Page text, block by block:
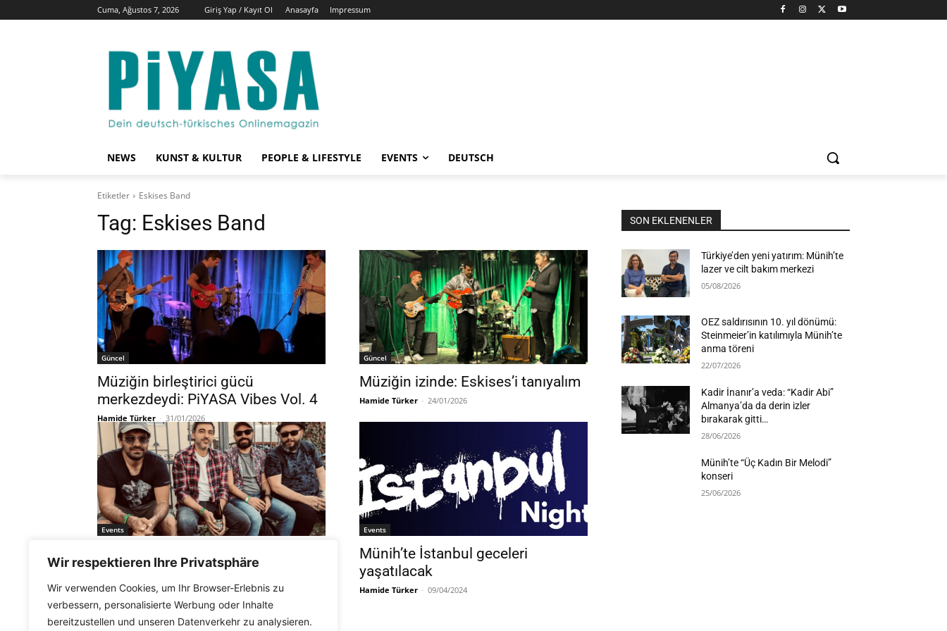
Wir respektieren Ihre Privatsphäre
Wir verwenden Cookies, um Ihr Browser-Erlebnis zu
verbessern, personalisierte Werbung oder Inhalte
bereitzustellen und unseren Datenverkehr zu analysieren.
Cuma, Ağustos 7, 2026 Giriş Yap / Kayıt Ol Anasayfa Impressum
NEWS KUNST & KULTUR PEOPLE & LIFESTYLE EVENTS DEUTSCH
Etiketler Eskises Band
Tag: Eskises Band
Güncel
Müziğin birleştirici gücü
merkezdeydi: PiYASA Vibes Vol. 4
Hamide Türker - 31/01/2026
Güncel
Müziğin izinde: Eskises’i tanıyalım
Hamide Türker - 24/01/2026
Events
Münih’te PiYASA Vibes Vol. 4 ile
yeni yılı birlikte kutluyoruz
Hamide Türker 30/12/2025
Events
Münih’te İstanbul geceleri
yaşatılacak
Hamide Türker - 09/04/2024
SON EKLENENLER
Türkiye’den yeni yatırım: Münih’te
lazer ve cilt bakım merkezi
05/08/2026
OEZ saldırısının 10. yıl dönümü:
Steinmeier’in katılımıyla Münih’te
anma töreni
22/07/2026
Kadir İnanır’a veda: “Kadir Abi”
Almanya’da da derin izler
bırakarak gitti…
28/06/2026
Münih’te “Üç Kadın Bir Melodi”
konseri
25/06/2026